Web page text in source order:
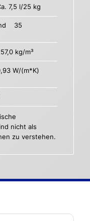
7,5 l/25 kg
35
kg/m³
W/(m*K)
nicht als
zu verstehen.